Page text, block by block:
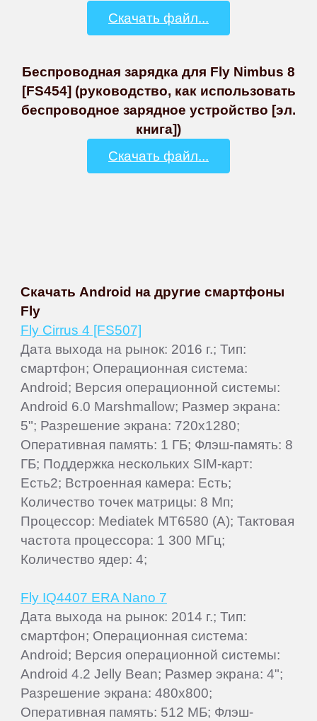
Скачать файл...
Беспроводная зарядка для Fly Nimbus 8
[FS454] (руководство, как использовать
беспроводное зарядное устройство [эл.
книга])
Скачать файл...
Скачать Android на другие смартфоны
Fly
Fly Cirrus 4 [FS507]
Дата выхода на рынок: 2016 г.; Тип:
смартфон; Операционная система:
Android; Версия операционной системы:
Android 6.0 Marshmallow; Размер экрана:
5"; Разрешение экрана: 720x1280;
Оперативная память: 1 ГБ; Флэш-память: 8
ГБ; Поддержка нескольких SIM-карт:
Есть2; Встроенная камера: Есть;
Количество точек матрицы: 8 Мп;
Процессор: Mediatek MT6580 (A); Тактовая
частота процессора: 1 300 МГц;
Количество ядер: 4;
Fly IQ4407 ERA Nano 7
Дата выхода на рынок: 2014 г.; Тип:
смартфон; Операционная система:
Android; Версия операционной системы:
Android 4.2 Jelly Bean; Размер экрана: 4";
Разрешение экрана: 480x800;
Оперативная память: 512 МБ; Флэш-